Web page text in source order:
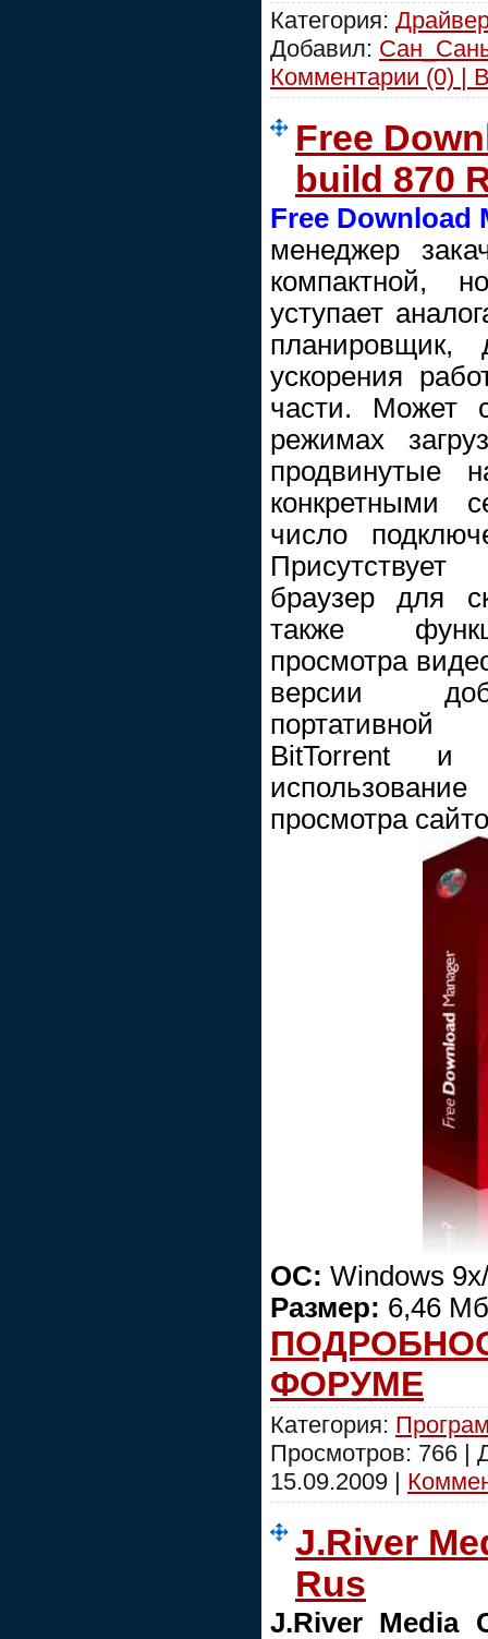
Категория:
Добавил:
Комментарии (0) |
Free
build 870
Free Download
менеджер
компактной,
уступает
планировщик,
ускорения
части. Может
режимах
продвинутые
конкретными
число
браузер для
также
просмотра
версии
портативной
BitTorrent и
просмотра
ОС: Windows
Размер: 6,46 Мб
ФОРУМЕ
Категория:
Просмотров: 766 |
15.09.2009 |
J.River
Rus
J.River Media